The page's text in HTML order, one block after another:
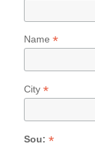
Name *
City *
Sou: *